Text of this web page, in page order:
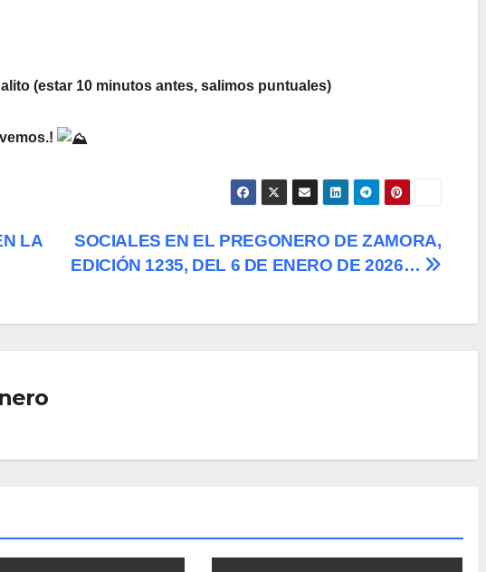
(estar 10 minutos antes, salimos puntuales)
SOCIALES EN EL PREGONERO DE ZAMORA,
EDICIÓN 1235, DEL 6 DE ENERO DE 2026…
LA